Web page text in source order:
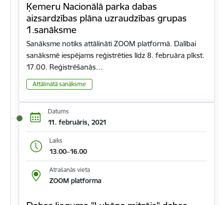
Ķemeru Nacionālā parka dabas
aizsardzības plāna uzraudzības grupas
1.sanāksme
Sanāksme notiks attālināti ZOOM platformā. Dalībai
sanāksmē iespējams reģistrēties līdz 8. februāra plkst.
17.00. Reģistrēšanās…
Attālinātā sanāksme
Datums
11. februāris, 2021
Laiks
13.00–16.00
Atrašanās vieta
ZOOM platforma